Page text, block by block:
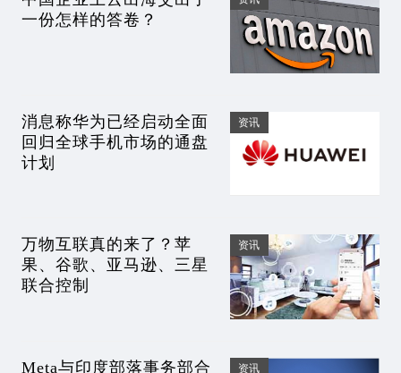
一份怎样的答卷？
消息称华为已经启动全面
回归全球手机市场的通盘
计划
资讯
万物互联真的来了？苹
果、谷歌、亚马逊、三星
联合控制
资讯
Meta与印度部落事务部合
资讯